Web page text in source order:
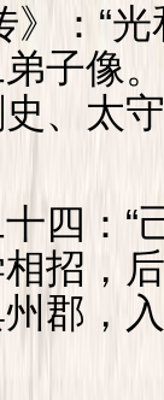
：“光
子像
、太
：“
招，
郡，